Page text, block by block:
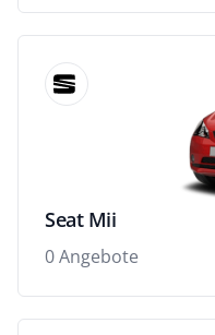
Seat Mii
0 Angebote